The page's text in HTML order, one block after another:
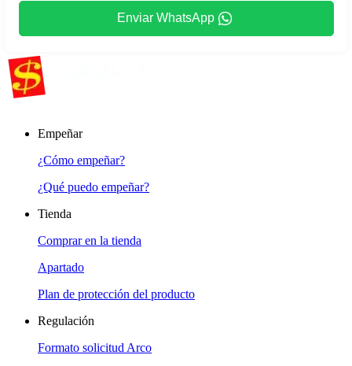
Enviar WhatsApp
Empeñar
¿Cómo empeñar?
¿Qué puedo empeñar?
Tienda
Comprar en la tienda
Apartado
Plan de protección del producto
Regulación
Formato solicitud Arco